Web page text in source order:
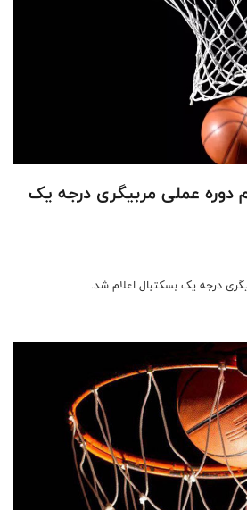
دوره عملی مربیگری درجه یک
درجه یک بسکتبال اعلام شد.